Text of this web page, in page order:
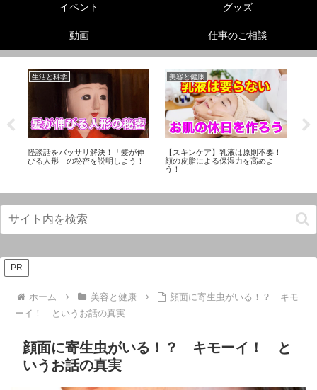
イベント グッズ
動画 仕事のご相談
生活と科学
怪談話をバッサリ解決！「髪が伸
びる人形」の秘密を説明しよう！
美容と健康
【スキンケア】乳液は原則不要！
顔の皮脂による保湿力を高めよ
う！
PR
ホーム 美容と健康
顔面に寄生虫がいる！？ キモ
ーイ！ というお話の真実
顔面に寄生虫がいる！？ キモーイ！ と
いうお話の真実